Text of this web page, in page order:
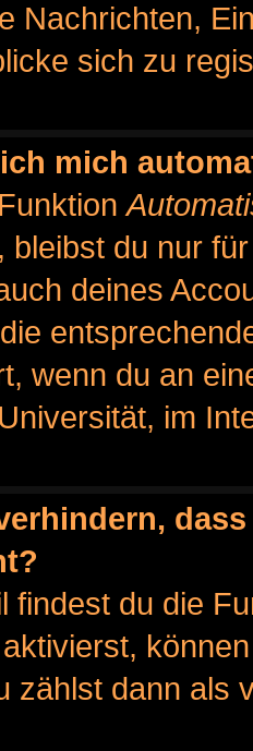
Nachrichten,
sich zu
mich
bleibst du nur
deines
wenn du an
im
findest du die
zählst dann als